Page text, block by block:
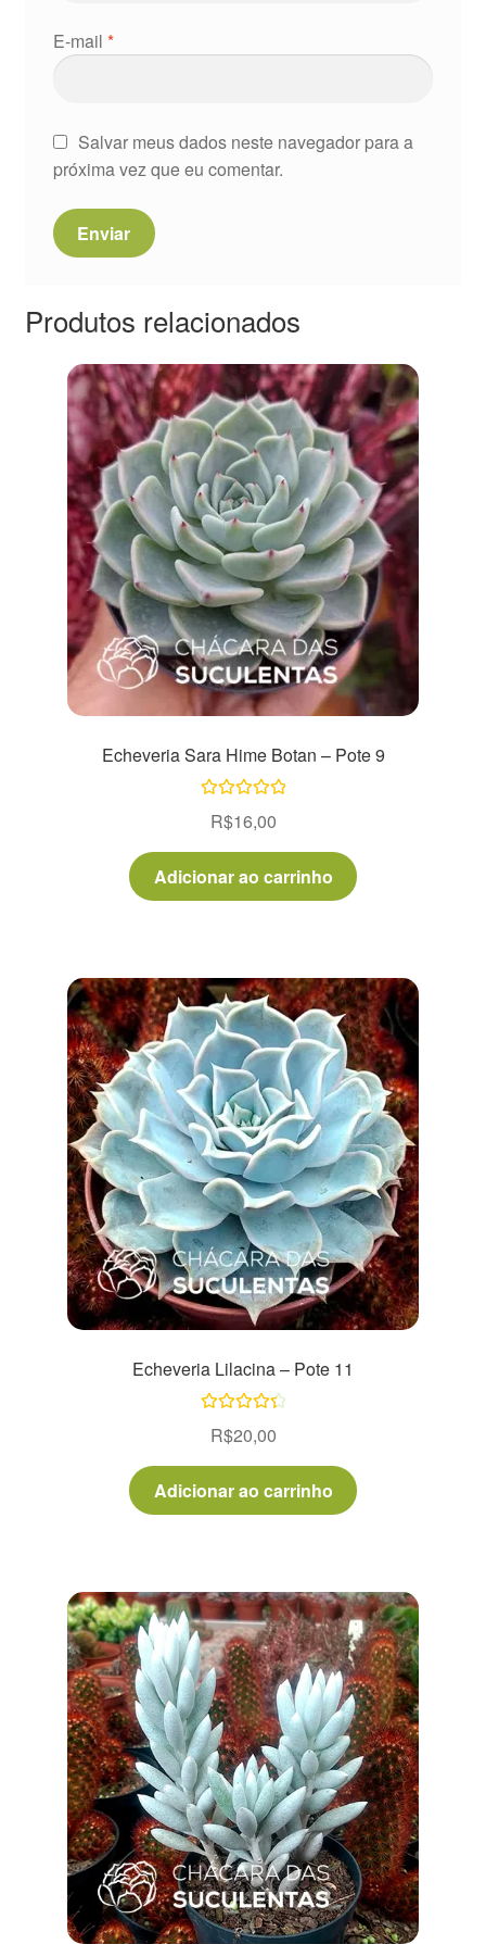
E-mail *
Salvar meus dados neste navegador para a
próxima vez que eu comentar.
Produtos relacionados
Echeveria Sara Hime Botan – Pote 9
5.00 de 5
R$16,00
Adicionar ao carrinho
Echeveria Lilacina – Pote 11
4.50de 5
R$20,00
Adicionar ao carrinho